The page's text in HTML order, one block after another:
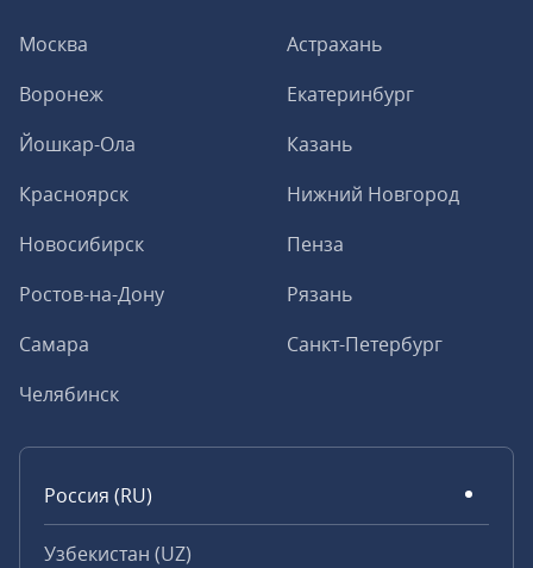
Москва
Астрахань
Воронеж
Екатеринбург
Йошкар-Ола
Казань
Красноярск
Нижний Новгород
Новосибирск
Пенза
Ростов-на-Дону
Рязань
Самара
Санкт-Петербург
Челябинск
Россия (RU)
Узбекистан (UZ)